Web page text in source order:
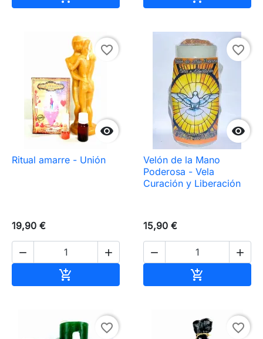

favorite_border
Ritual amarre - Unión
19,90 €
 


favorite_border
Velón de la Mano
Poderosa - Vela
Curación y Liberación
15,90 €
 

favorite_border favorite_border